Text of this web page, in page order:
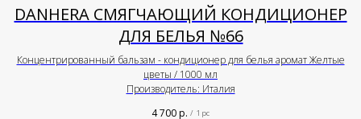
DANHERA СМЯГЧАЮЩИЙ КОНДИЦИОНЕР
ДЛЯ БЕЛЬЯ №66
Концентрированный бальзам - кондиционер для белья аромат Желтые
цветы / 1000 мл
Производитель: Италия
4 700р. / 1 pc